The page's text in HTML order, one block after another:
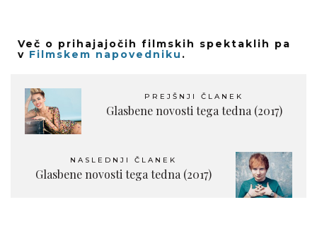
Več o prihajajočih filmskih spektaklih pa
v Filmskem napovedniku .
PREJŠNJI ČLANEK
Glasbene novosti tega tedna (2017)
NASLEDNJI ČLANEK
Glasbene novosti tega tedna (2017)